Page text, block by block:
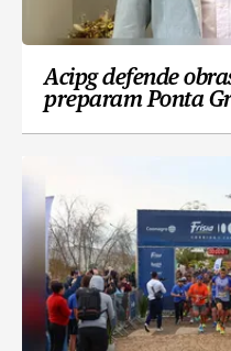
Acipg defende
preparam Ponta